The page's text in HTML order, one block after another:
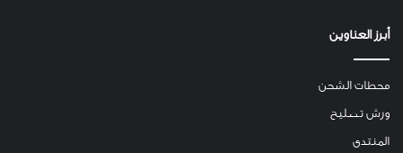
أبرز العناوين
محطات الشحن
ورش تصليح
المنتدى